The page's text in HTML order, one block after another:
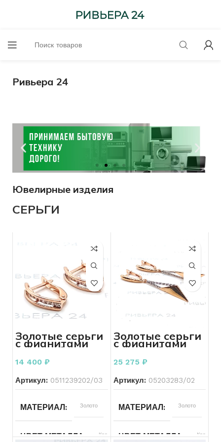
Ривьера 24
Оценим
Ювелирные изделия
СЕРЬГИ
Золотые серьги
с фианитами
585 пробы 1.92
грамма
14 400 ₽
Артикул: 0511239202/03
МАТЕРИАЛ Золото
ЦВЕТ МЕТАЛЛА Красный
Золотые серьги
с фианитами
585 пробы 3.37
грамма
25 275 ₽
Артикул: 05203283/02
МАТЕРИАЛ Золото
ЦВЕТ МЕТАЛЛА Красный